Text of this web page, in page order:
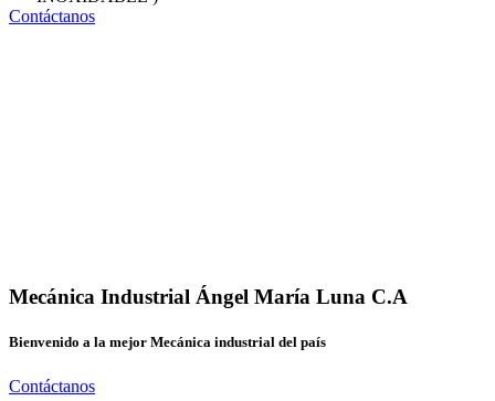
Contáctanos
Mecánica Industrial Ángel María Luna C.A
Bienvenido a la mejor Mecánica industrial del país
Contáctanos